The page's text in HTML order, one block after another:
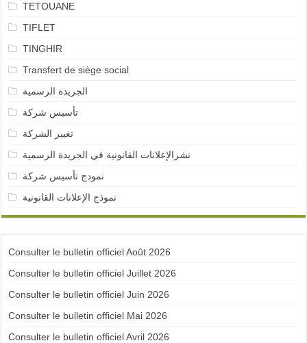
TETOUANE
TIFLET
TINGHIR
Transfert de siège social
الجريدة الرسمية
تأسيس شركة
تغيير الشركة
نشرالإعلانات القانونية في الجريدة الرسمية
نمودج تأسيس شركة
نموذج الإعلانات القانونية
Consulter le bulletin officiel Août 2026
Consulter le bulletin officiel Juillet 2026
Consulter le bulletin officiel Juin 2026
Consulter le bulletin officiel Mai 2026
Consulter le bulletin officiel Avril 2026